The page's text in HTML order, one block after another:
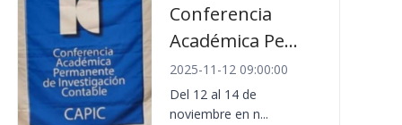
Conferencia
Académica Pe...
2025-11-12 09:00:00
Del 12 al 14 de
noviembre en n...